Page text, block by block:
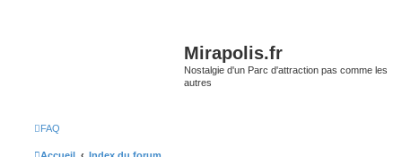
Mirapolis.fr
Nostalgie d'un Parc d'attraction pas comme les
autres
FAQ
Accueil Index du forum